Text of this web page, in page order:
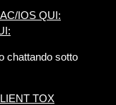
IOS QUI:
chattando sotto
TOX